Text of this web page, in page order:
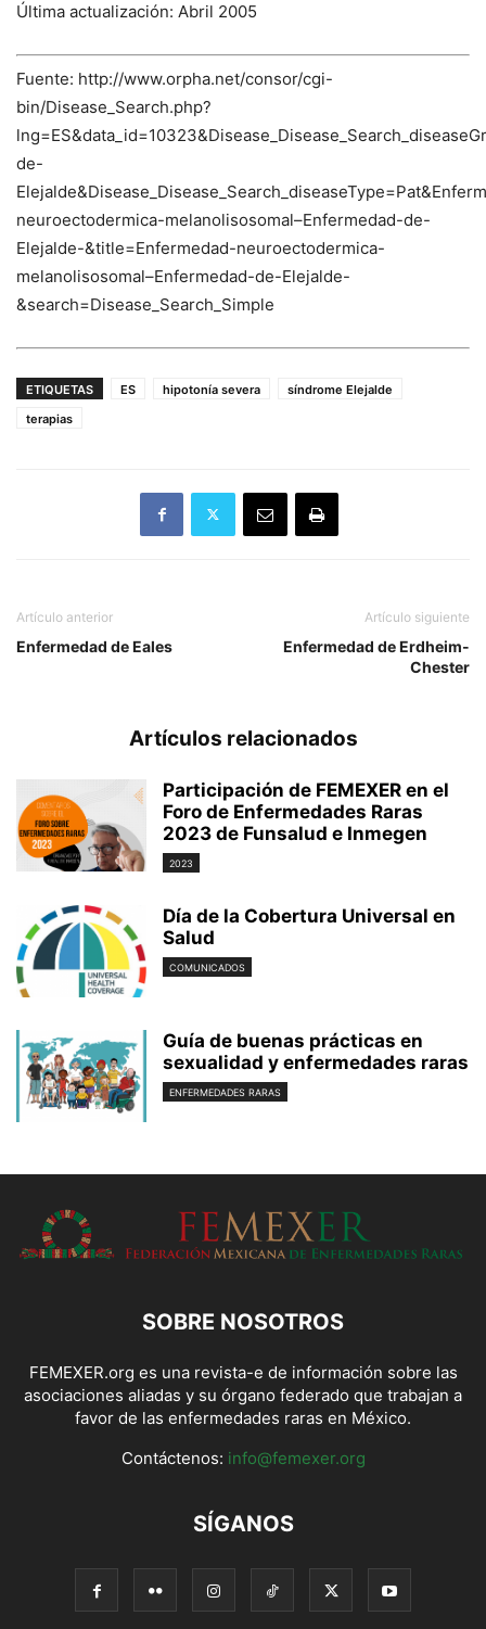
Última actualización: Abril 2005
Fuente: http://www.orpha.net/consor/cgi-
bin/Disease_Search.php?
de-
neuroectodermica-melanolisosomal–Enfermedad-de-
Elejalde-&title=Enfermedad-neuroectodermica-
melanolisosomal–Enfermedad-de-Elejalde-
&search=Disease_Search_Simple
ETIQUETAS ES hipotonía severa
síndrome Elejalde
terapias
Artículo anterior
Enfermedad de Eales
Artículo siguiente
Enfermedad de Erdheim-
Chester
Artículos relacionados
Participación de FEMEXER en el
Foro de Enfermedades Raras
2023 de Funsalud e Inmegen
2023
Día de la Cobertura Universal en
Salud
COMUNICADOS
Guía de buenas prácticas en
sexualidad y enfermedades raras
ENFERMEDADES RARAS
SOBRE NOSOTROS
FEMEXER.org es una revista-e de información sobre las
asociaciones aliadas y su órgano federado que trabajan a
favor de las enfermedades raras en México.
Contáctenos: info@femexer.org
SÍGANOS